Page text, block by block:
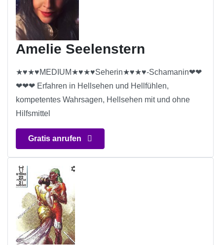
Amelie Seelenstern
★♥★♥MEDIUM★♥★♥Seherin★♥★♥-Schamanin❤❤
❤❤❤ Erfahren in Hellsehen und Hellfühlen,
kompetentes Wahrsagen, Hellsehen mit und ohne
Hilfsmittel
Gratis anrufen